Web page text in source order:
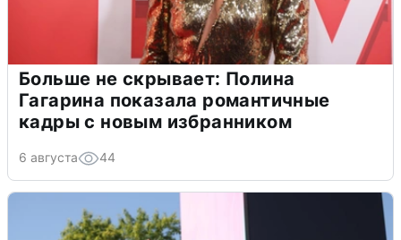
Больше не скрывает: Полина
Гагарина показала романтичные
кадры с новым избранником
6 августа 44